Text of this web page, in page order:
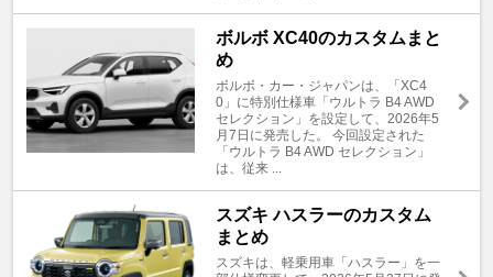
ボルボ XC40のカスタムまと
め
ボルボ・カー・ジャパンは、「XC4
0」に特別仕様車「ウルトラ B4 AWD
セレクション」を設定して、2026年5
月7日に発売した。 今回設定された
「ウルトラ B4 AWD セレクション」
は、従来 ...
スズキ ハスラーのカスタム
まとめ
スズキは、軽乗用車「ハスラー」を一